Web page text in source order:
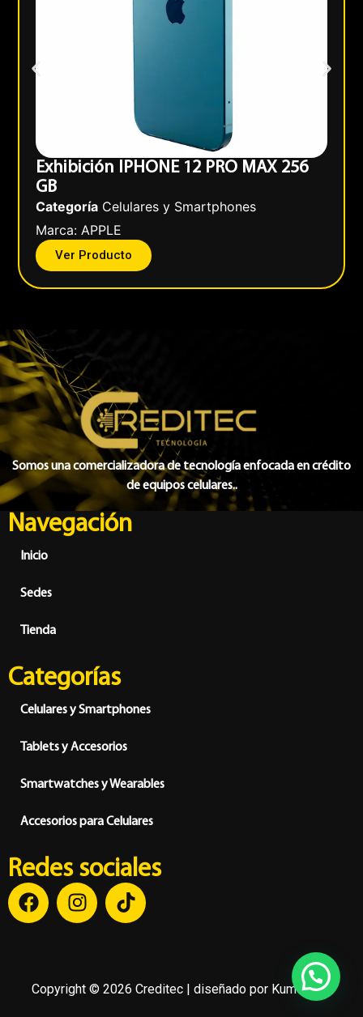
Exhibición IPHONE 12 PRO MAX 256
GB
Categoría Celulares y Smartphones
Marca: APPLE
Ver Producto
Somos una comercializadora de tecnología enfocada en crédito
de equipos celulares..
Navegación
Inicio
Sedes
Tienda
Categorías
Celulares y Smartphones
Tablets y Accesorios
Smartwatches y Wearables
Accesorios para Celulares
Redes sociales
Copyright © 2026 Creditec | diseñado por Kumo Soft